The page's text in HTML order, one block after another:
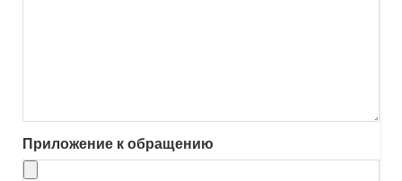
Приложение к обращению